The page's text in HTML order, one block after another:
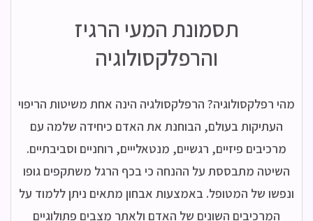
תסמונת המעי הרגיז
והרפלקסולוגיה
מהי רפלקסולוגיה? הרפלקסולגיה הינה אחת משיטות הריפוי
העתיקות בעולם, הבוחנת את האדם כיחידה שלמה עם
מרכיבים פיזיים, רגשיים, מנטאלייים, רוחניים וסביבתיים.
השיטה מתבססת על ההנחה כי בכף הרגל משתקפים גופו
ונפשו של המטופל. באמצעות אבחון מתאים ניתן ללמוד על
המרכיבים השונים של האדם ולאתר מצבים פתולוגיים